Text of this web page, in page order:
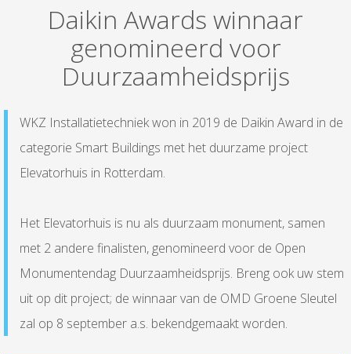
Daikin Awards winnaar
genomineerd voor
Duurzaamheidsprijs
WKZ Installatietechniek won in 2019 de Daikin Award in de
categorie Smart Buildings met het duurzame project
Elevatorhuis in Rotterdam.
Het Elevatorhuis is nu als duurzaam monument, samen
met 2 andere finalisten, genomineerd voor de Open
Monumentendag Duurzaamheidsprijs. Breng ook uw stem
uit op dit project; de winnaar van de OMD Groene Sleutel
zal op 8 september a.s. bekendgemaakt worden.